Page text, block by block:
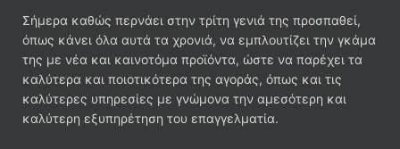
Σήμερα καθώς περνάει στην τρίτη γενιά της προσπαθεί,
όπως κάνει όλα αυτά τα χρονιά, να εμπλουτίζει την γκάμα
της με νέα και καινοτόμα προϊόντα, ώστε να παρέχει τα
καλύτερα και ποιοτικότερα της αγοράς, όπως και τις
καλύτερες υπηρεσίες με γνώμονα την αμεσότερη και
καλύτερη εξυπηρέτηση του επαγγελματία.